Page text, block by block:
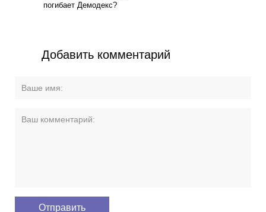
погибает Демодекс?
Добавить комментарий